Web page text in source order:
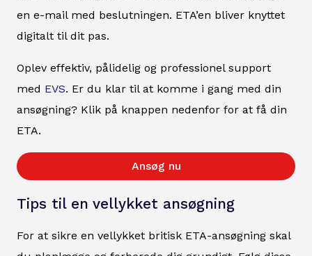
en e-mail med beslutningen. ETA’en bliver knyttet
digitalt til dit pas.
Oplev effektiv, pålidelig og professionel support
med EVS. Er du klar til at komme i gang med din
ansøgning? Klik på knappen nedenfor for at få din
ETA.
Ansøg nu
Tips til en vellykket ansøgning
For at sikre en vellykket britisk ETA-ansøgning skal